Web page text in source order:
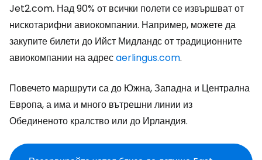
Jet2.com. Над 90% от всички полети се извършват от
нискотарифни авиокомпании. Например, можете да
закупите билети до Ийст Мидландс от традиционните
авиокомпании на адресaerlingus.com.
Повечето маршрути са до Южна, Западна и Централна
Европа, а има и много вътрешни линии из
Обединеното кралство или до Ирландия.